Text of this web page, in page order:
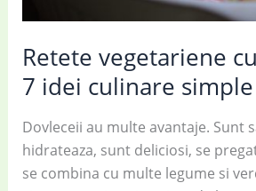
Retete vegetariene
7 idei culinare
Dovleceii au multe avantaje. Sunt
hidrateaza, sunt deliciosi, se
se combina cu multe legume si